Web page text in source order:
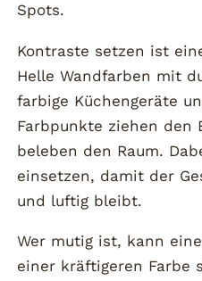
Spots.
Kontraste setzen ist
Helle Wandfarben mit
farbige Küchengeräte
Farbpunkte ziehen den
beleben den Raum.
einsetzen, damit der
und luftig bleibt.
Wer mutig ist, kann
einer kräftigeren Farbe